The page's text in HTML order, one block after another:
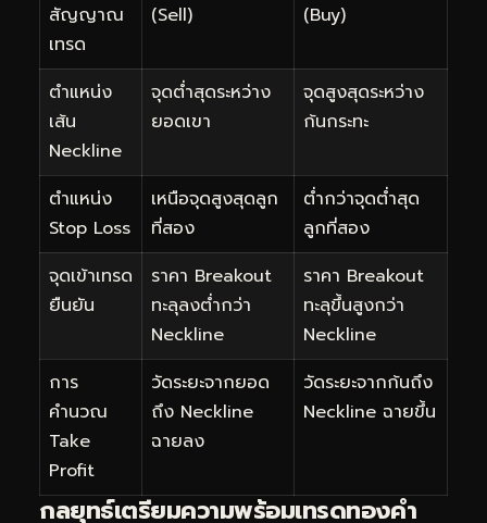
สัญญาณ
เทรด
(Sell)
(Buy)
ตำแหน่ง
เส้น
Neckline
จุดต่ำสุดระหว่าง
ยอดเขา
จุดสูงสุดระหว่าง
ก้นกระทะ
ตำแหน่ง
Stop Loss
เหนือจุดสูงสุดลูก
ที่สอง
ต่ำกว่าจุดต่ำสุด
ลูกที่สอง
จุดเข้าเทรด
ยืนยัน
ราคา Breakout
ทะลุลงต่ำกว่า
Neckline
ราคา Breakout
ทะลุขึ้นสูงกว่า
Neckline
การ
คำนวณ
Take
Profit
วัดระยะจากยอด
ถึง Neckline
ฉายลง
วัดระยะจากก้นถึง
Neckline ฉายขึ้น
กลยุทธ์เตรียมความพร้อมเทรดทองคำ